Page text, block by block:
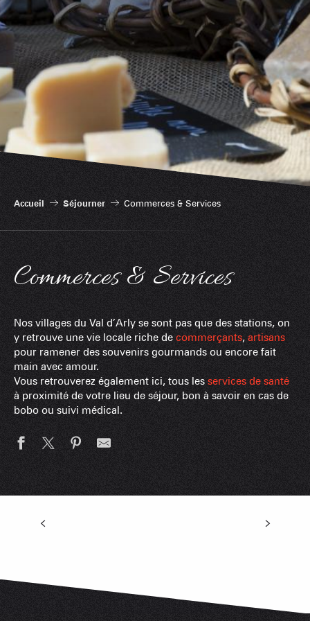
Accueil Séjourner Commerces & Services
Commerces & Services
Nos villages du Val d’Arly se sont pas que des stations, on
y retrouve une vie locale riche de commerçants, artisans
pour ramener des souvenirs gourmands ou encore fait
main avec amour.
Vous retrouverez également ici, tous les services de santé
à proximité de votre lieu de séjour, bon à savoir en cas de
bobo ou suivi médical.